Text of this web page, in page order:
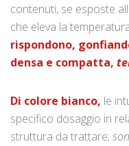
contenuti, se esposte
che eleva la
rispondono,
densa e compatta,
Di colore bianco, le
specifico dosaggio in
struttura da trattare;